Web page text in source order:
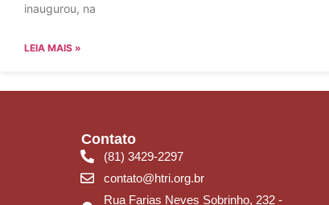
inaugurou, na
LEIA MAIS »
Contato
(81) 3429-2297
contato@htri.org.br
Rua Farias Neves Sobrinho, 232 -